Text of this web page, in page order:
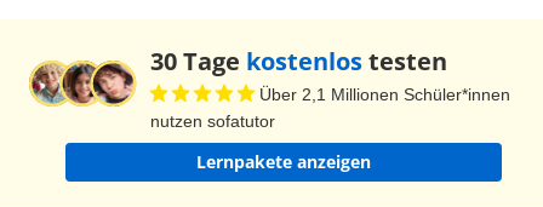
Wahrscheinlichkeiten für die einzelnen
Ergebnisse aus dem ersten Schritt jeweils
wiederverwenden. Nach der ersten Pfadregel
musst du nur alle Einzelwahrscheinlichkeiten
30 Tage kostenlostesten
Über 2,1 Millionen Schüler*innen
nutzen sofatutor
Lernpakete anzeigen